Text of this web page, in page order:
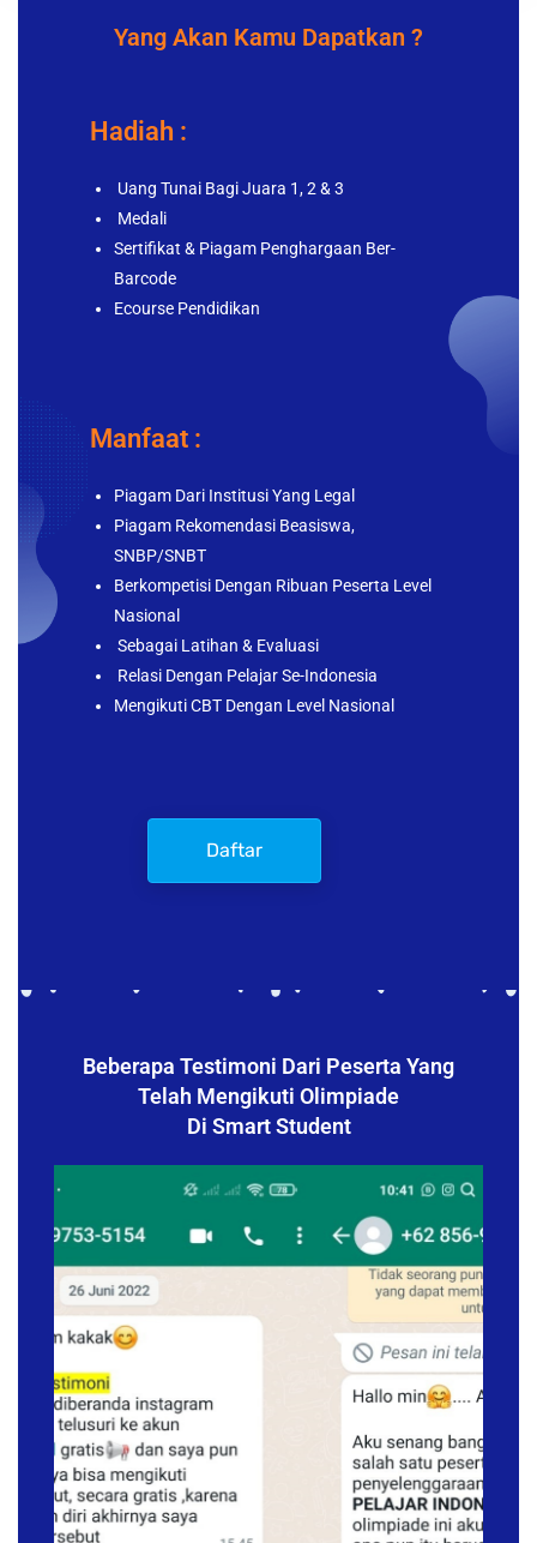
Yang Akan Kamu Dapatkan ?
Hadiah :
Uang Tunai Bagi Juara 1, 2 & 3
Medali
Sertifikat & Piagam Penghargaan Ber-
Barcode
Ecourse Pendidikan
Manfaat :
Piagam Dari Institusi Yang Legal
Piagam Rekomendasi Beasiswa,
SNBP/SNBT
Berkompetisi Dengan Ribuan Peserta Level
Nasional
Sebagai Latihan & Evaluasi
Relasi Dengan Pelajar Se-Indonesia
Mengikuti CBT Dengan Level Nasional
Daftar
Beberapa Testimoni Dari Peserta Yang
Telah Mengikuti Olimpiade
Di Smart Student